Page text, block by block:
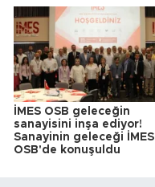
İMES OSB geleceğin
sanayisini inşa ediyor!
Sanayinin geleceği İMES
OSB'de konuşuldu